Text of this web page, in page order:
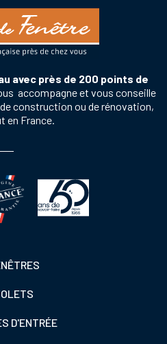
avec près de 200 points de
accompagne et vous conseille
construction ou de rénovation,
en France.
D'ENTRÉE